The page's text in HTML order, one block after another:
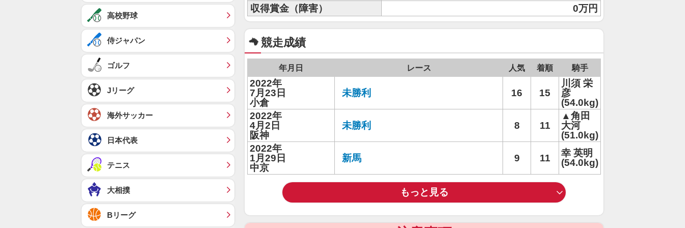
収得賞金（障害） 0万円
競走成績
年月日 レース 人気 着順 騎手
2022年
7月23日
小倉
未勝利 16 15
川須 栄
彦
(54.0kg)
2022年
4月2日
阪神
未勝利 8 11
▲角田
大河
(51.0kg)
2022年
1月29日
中京
新馬 9 11
幸 英明
(54.0kg)
もっと見る
高校野球
侍ジャパン
ゴルフ
Jリーグ
海外サッカー
日本代表
テニス
大相撲
Bリーグ